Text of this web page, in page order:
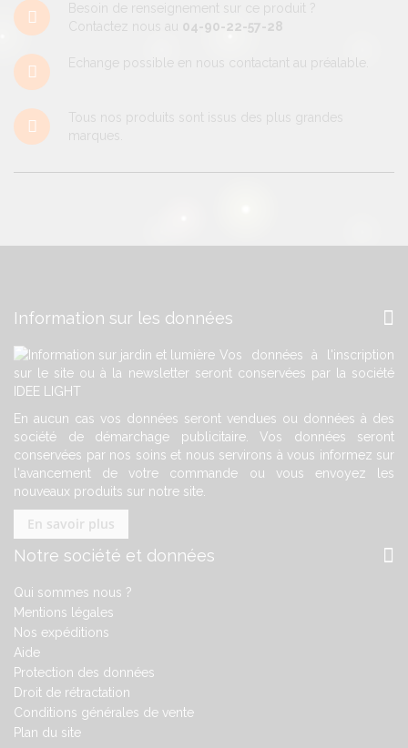
Besoin de renseignement sur ce produit ?
Contactez nous au 04-90-22-57-28
Echange possible en nous contactant au préalable.
Tous nos produits sont issus des plus grandes
marques.
Information sur les données
Vos données à l'inscription
sur le site ou à la newsletter seront conservées par la société
IDEE LIGHT
En aucun cas vos données seront vendues ou données à des
société de démarchage publicitaire. Vos données seront
conservées par nos soins et nous servirons à vous informez sur
l'avancement de votre commande ou vous envoyez les
nouveaux produits sur notre site.
En savoir plus
Notre société et données
Qui sommes nous ?
Mentions légales
Nos expéditions
Aide
Protection des données
Droit de rétractation
Conditions générales de vente
Plan du site